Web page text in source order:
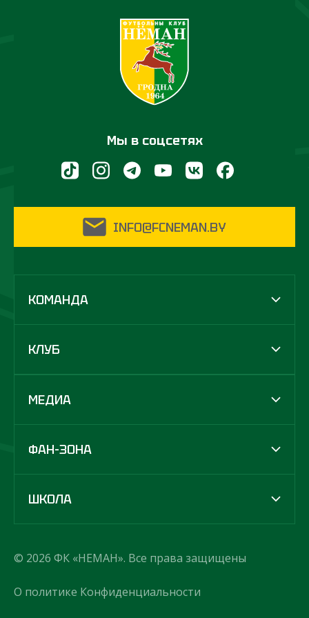
Мы в соцсетях
INFO@FCNEMAN.BY
КОМАНДА
КЛУБ
МЕДИА
ФАН-ЗОНА
ШКОЛА
© 2026 ФК «НЕМАН». Все права защищены
О политике Конфиденциальности